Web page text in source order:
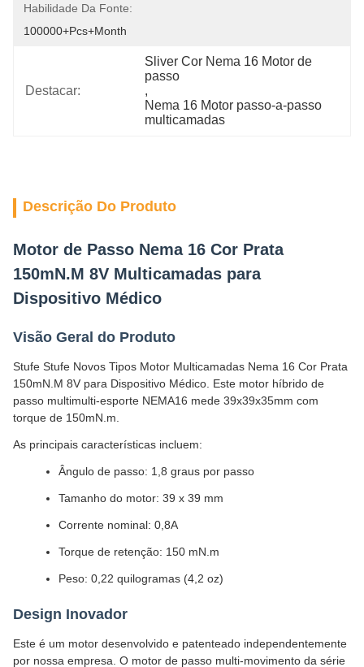
Habilidade Da Fonte:
100000+pcs+Month
Destacar:
Sliver Cor Nema 16 Motor de
passo
,
Nema 16 Motor passo-a-passo
multicamadas
Descrição Do Produto
Motor de Passo Nema 16 Cor Prata
150mN.M 8V Multicamadas para
Dispositivo Médico
Visão Geral do Produto
Stufe Stufe Novos Tipos Motor Multicamadas Nema 16 Cor Prata
150mN.M 8V para Dispositivo Médico. Este motor híbrido de
passo multimulti-esporte NEMA16 mede 39x39x35mm com
torque de 150mN.m.
As principais características incluem:
Ângulo de passo: 1,8 graus por passo
Tamanho do motor: 39 x 39 mm
Corrente nominal: 0,8A
Torque de retenção: 150 mN.m
Peso: 0,22 quilogramas (4,2 oz)
Design Inovador
Este é um motor desenvolvido e patenteado independentemente
por nossa empresa. O motor de passo multi-movimento da série